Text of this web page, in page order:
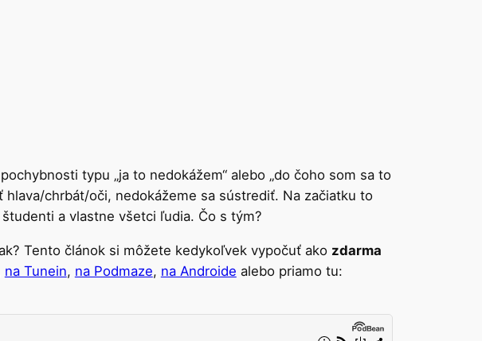
typu „ja to nedokážem“ alebo „do čoho som sa to
hlava/chrbát/oči, nedokážeme sa sústrediť. Na začiatku to
a vlastne všetci ľudia. Čo s tým?
Tento článok si môžete kedykoľvek vypočuť ako zdarma
na Tunein, na Podmaze, na Androide alebo priamo tu: